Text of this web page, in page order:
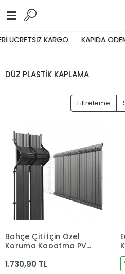
ÜCRETSİZ KARGO KAPIDA
DÜZ PLASTİK KAPLAMA
Filtreleme
Bahçe Çiti İçin Özel
Koruma Kapatma PVC
cm
1.730,90 TL